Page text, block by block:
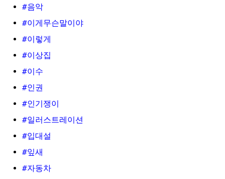
#음악
#이게무슨말이야
#이렇게
#이상집
#이수
#인권
#인기쟁이
#일러스트레이션
#입대설
#잎새
#자동차